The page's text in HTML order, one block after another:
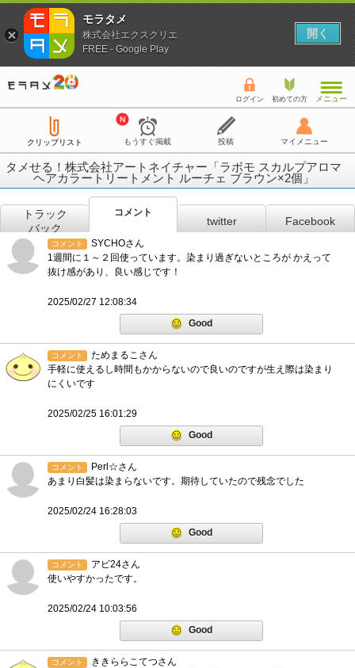
ログイン 初めての方 メニュー
クリップリスト もうすぐ掲載 投稿 マイメニュー
タメせる！株式会社アートネイチャー「ラボモ スカルプアロマ
ヘアカラートリートメント ルーチェ ブラウン×2個」
トラック
バック
コメント
twitter Facebook
コメント
SYCHOさん
1週間に１～２回使っています。染まり過ぎないところが かえって
抜け感があり、良い感じです！
2025/02/27 12:08:34
Good
コメント
ためまるこさん
手軽に使えるし時間もかからないので良いのですが生え際は染まり
にくいです
2025/02/25 16:01:29
Good
コメント
Perl☆さん
あまり白髪は染まらないです。期待していたので残念でした
2025/02/24 16:28:03
Good
コメント
アビ24さん
使いやすかったです。
2025/02/24 10:03:56
Good
コメント
ききららこてつさん
モラタメ
株式会社エクスクリエ
FREE - Google Play
開く